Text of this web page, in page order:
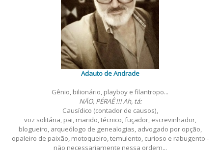
Adauto de Andrade
Gênio, bilionário, playboy e filantropo...
NÃO, PÉRAÊ !!! Ah, tá:
Causídico (contador de causos),
voz solitária, pai, marido, técnico, fuçador, escrevinhador,
blogueiro, arqueólogo de genealogias, advogado por opção,
opaleiro de paixão, motoqueiro, temulento, curioso e rabugento -
não necessariamente nessa ordem...